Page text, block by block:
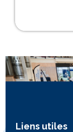
Liens utiles